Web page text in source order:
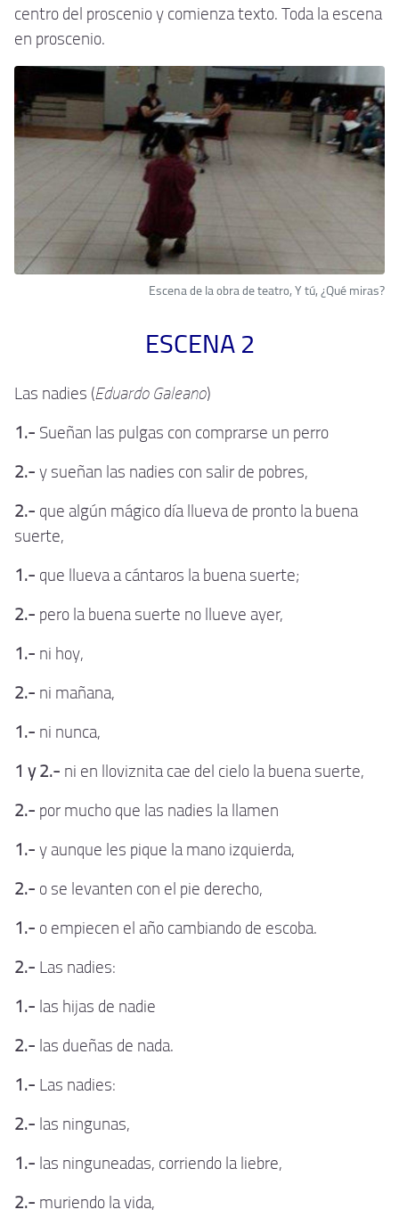
centro del proscenio y comienza texto. Toda la escena
en proscenio.
Escena de la obra de teatro, Y tú, ¿Qué miras?
ESCENA 2
Las nadies (Eduardo Galeano)
1.- Sueñan las pulgas con comprarse un perro
2.- y sueñan las nadies con salir de pobres,
2.- que algún mágico día llueva de pronto la buena
suerte,
1.- que llueva a cántaros la buena suerte;
2.- pero la buena suerte no llueve ayer,
1.- ni hoy,
2.- ni mañana,
1.- ni nunca,
1 y 2.- ni en lloviznita cae del cielo la buena suerte,
2.- por mucho que las nadies la llamen
1.- y aunque les pique la mano izquierda,
2.- o se levanten con el pie derecho,
1.- o empiecen el año cambiando de escoba.
2.- Las nadies:
1.- las hijas de nadie
2.- las dueñas de nada.
1.- Las nadies:
2.- las ningunas,
1.- las ninguneadas, corriendo la liebre,
2.- muriendo la vida,